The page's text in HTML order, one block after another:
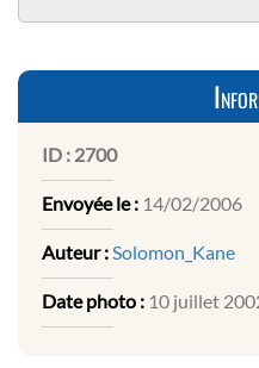
ID : 2700
Envoyée le : 14/02/2006
Auteur : Solomon_Kane
Date photo : 10 juillet